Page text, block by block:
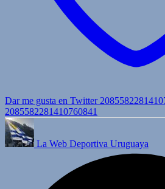
Dar me gusta en Twitter
2085582281410760841
La Web Deportiva Uruguaya